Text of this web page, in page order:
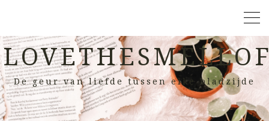
De geur van liefde tussen elke bladzijde